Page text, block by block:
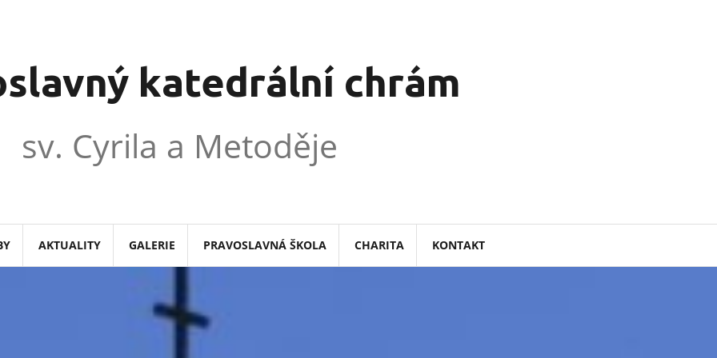
katedrální chrám
sv. Cyrila a Metoděje
AKTUALITY GALERIE PRAVOSLAVNÁ ŠKOLA CHARITA KONTAKT